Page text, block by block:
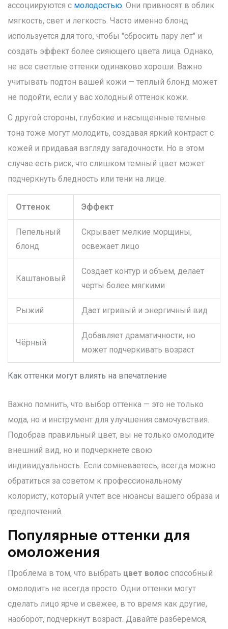
ассоциируются с молодостью. Они привносят в облик
мягкость, свет и легкость. Часто именно блонд
используется для того, чтобы "сбросить пару лет" и
создать эффект более сияющего цвета лица. Однако,
не все светлые оттенки одинаково хороши. Важно
учитывать подтон вашей кожи — теплый блонд может
не подойти, если у вас холодный оттенок кожи.
С другой стороны, глубокие и насыщенные темные
тона тоже могут молодить, создавая яркий контраст с
кожей и придавая взгляду загадочности. Но в этом
случае есть риск, что слишком темный цвет может
подчеркнуть бледность или тени на лице.
Как оттенки могут влиять на впечатление
Оттенок Эффект
Пепельный
блонд
Скрывает мелкие морщины,
освежает лицо
Каштановый
Создает контур и объем, делает
черты более мягкими
Рыжий Дает игривый и энергичный вид
Чёрный
Добавляет драматичности, но
может подчеркивать возраст
Важно помнить, что выбор оттенка — это не только
мода, но и инструмент для улучшения самочувствия.
Подобрав правильный цвет, вы не только омолодите
внешний вид, но и подчеркнете свою
индивидуальность. Если сомневаетесь, всегда можно
обратиться за советом к профессиональному
колористу, который учтет все нюансы вашего образа и
предпочтений.
Популярные оттенки для
омоложения
Проблема в том, что выбрать цвет волос способный
омолодить не всегда просто. Одни оттенки могут
сделать лицо ярче и свежее, в то время как другие,
наоборот, подчеркнут возраст. Давайте разберемся,